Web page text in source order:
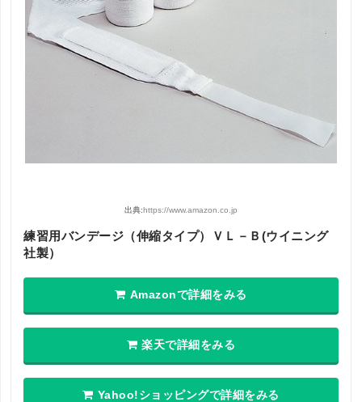
出典:https://www.amazon.co.jp
練習用バンデージ（伸縮タイプ）ＶＬ－Ｂ(ウイニング
社製）
Amazonで詳細をみる
楽天で詳細をみる
Yahoo!ショッピングで詳細をみる